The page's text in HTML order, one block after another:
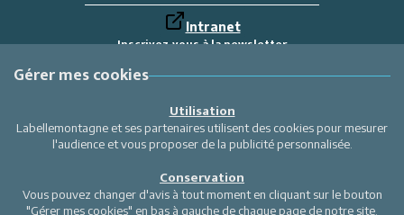
Intranet
Inscrivez-vous à la newsletter
Labellemontagne
Gérer mes cookies
Utilisation
Labellemontagne et ses partenaires utilisent des cookies pour mesurer
l'audience et vous proposer de la publicité personnalisée.
Conservation
Vous pouvez changer d'avis à tout moment en cliquant sur le bouton
"Gérer mes cookies" en bas à gauche de chaque page de notre site.